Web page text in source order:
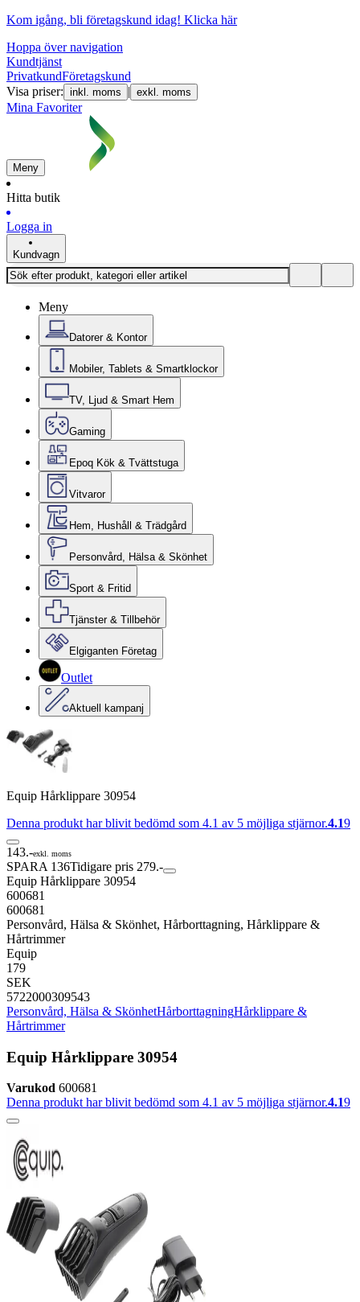
Kom igång, bli företagskund idag! Klicka här
Hoppa över navigation
Kundtjänst
PrivatkundFöretagskund
Visa priser: inkl. moms | exkl. moms
Mina Favoriter
Meny
Hitta butik
Logga in
Kundvagn
Meny
Datorer & Kontor
Mobiler, Tablets & Smartklockor
TV, Ljud & Smart Hem
Gaming
Epoq Kök & Tvättstuga
Vitvaror
Hem, Hushåll & Trädgård
Personvård, Hälsa & Skönhet
Sport & Fritid
Tjänster & Tillbehör
Elgiganten Företag
Outlet
Aktuell kampanj
Equip Hårklippare 30954
Denna produkt har blivit bedömd som 4.1 av 5 möjliga stjärnor.4.19
143.-exkl. moms
SPARA 136Tidigare pris 279.-
Equip Hårklippare 30954
600681
600681
Personvård, Hälsa & Skönhet, Hårborttagning, Hårklippare &
Hårtrimmer
Equip
179
SEK
5722000309543
Personvård, Hälsa & SkönhetHårborttagningHårklippare &
Hårtrimmer
Equip Hårklippare 30954
Varukod 600681
Denna produkt har blivit bedömd som 4.1 av 5 möjliga stjärnor.4.19